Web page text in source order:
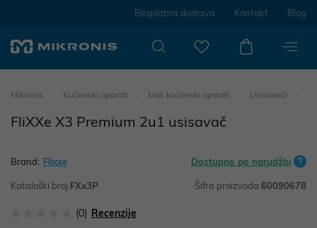
Besplatna dostava Kontakt Blog
Mikronis Kućanski aparati Mali kućanski aparati Usisavači
FliXXe X3 Premium 2u1 usisavač
Brand: Flixxe Dostupno po narudžbi
Kataloški broj:FXx3P Šifra proizvoda:60090678
(0) Recenzije